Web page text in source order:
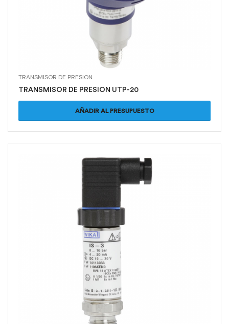
TRANSMISOR DE PRESION
TRANSMISOR DE PRESION UTP-20
AÑADIR AL PRESUPUESTO